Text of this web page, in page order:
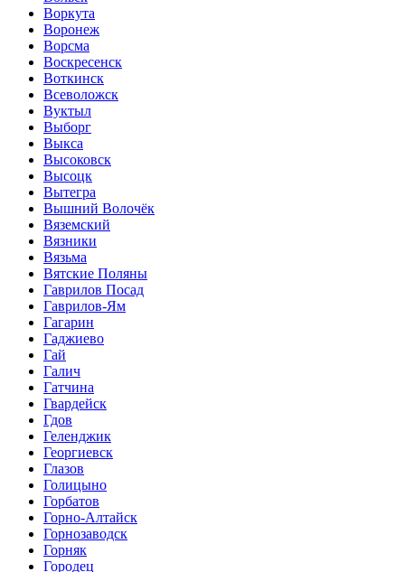
Воркута
Воронеж
Ворсма
Воскресенск
Воткинск
Всеволожск
Вуктыл
Выборг
Выкса
Высоковск
Высоцк
Вытегра
Вышний Волочёк
Вяземский
Вязники
Вязьма
Вятские Поляны
Гаврилов Посад
Гаврилов-Ям
Гагарин
Гаджиево
Гай
Галич
Гатчина
Гвардейск
Гдов
Геленджик
Георгиевск
Глазов
Голицыно
Горбатов
Горно-Алтайск
Горнозаводск
Горняк
Городец